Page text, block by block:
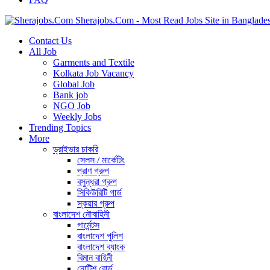
Sherajobs.Com - Most Read Jobs Site in
Contact Us
All Job
Garments and Textile
Kolkata Job Vacancy
Global Job
Bank job
NGO Job
Weekly Jobs
Trending Topics
More
ড্রাইভার চাকরি
সেলস / মার্কেটিং
প্রাণ গ্রুপ
বসুন্ধরা গ্রুপ
সিকিউরিটি গার্ড
স্কয়ার গ্রুপ
বাংলাদেশ নৌবাহিনী
গার্মেন্টস
বাংলাদেশ পুলিশ
বাংলাদেশ ব্যাংক
বিমান বাহিনী